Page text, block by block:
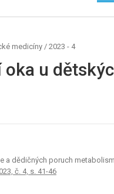
medicíny / 2023 - 4
u
dědičných poruch
č. 4, s. 41-46